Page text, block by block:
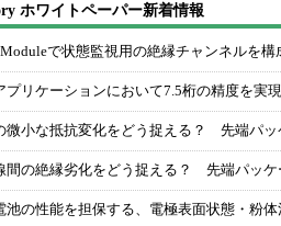
ホワイトペーパー新着情報
で状態監視用の絶縁チャンネルを
プリケーションにおいて7.5桁の精度を実
微小な抵抗変化をどう捉える？ 先端パッ
間の絶縁劣化をどう捉える？ 先端パッケ
池の性能を担保する、電極表面状態・粉